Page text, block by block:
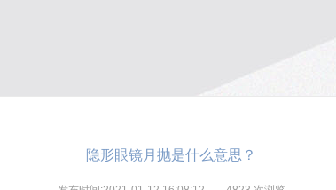
隐形眼镜月抛是什么意思？